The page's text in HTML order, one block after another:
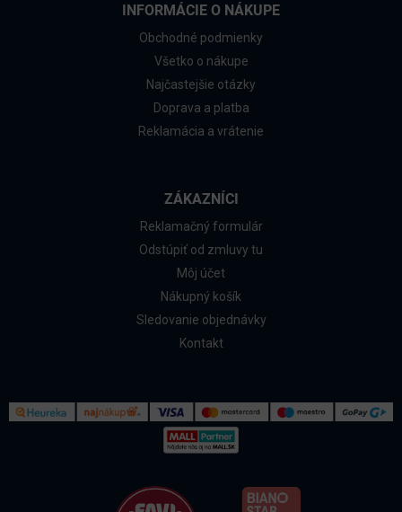
INFORMÁCIE O NÁKUPE
Obchodné podmienky
Všetko o nákupe
Najčastejšie otázky
Doprava a platba
Reklamácia a vrátenie
ZÁKAZNÍCI
Reklamačný formulár
Odstúpiť od zmluvy tu
Môj účet
Nákupný košík
Sledovanie objednávky
Kontakt